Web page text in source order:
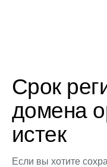
Срок
домена
истек
Если вы хотите